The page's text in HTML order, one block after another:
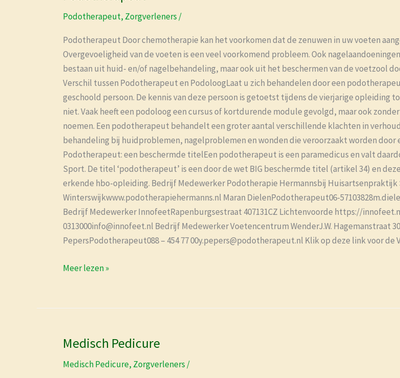
Podotherapeut, Zorgverleners /
Podotherapeut Door chemotherapie kan het voorkomen dat de zenuwen in uw voeten
Overgevoeligheid van de voeten is een veel voorkomend probleem. Ook
bestaan uit huid- en/of nagelbehandeling, maar ook uit het beschermen van de voetzool
Verschil tussen Podotherapeut en PodoloogLaat u zich behandelen door een
geschoold persoon. De kennis van deze persoon is getoetst tijdens de vierjarige
niet. Vaak heeft een podoloog een cursus of kortdurende module gevolgd, maar ook
noemen. Een podotherapeut behandelt een groter aantal verschillende klachten in
behandeling bij huidproblemen, nagelproblemen en wonden die veroorzaakt worden door
Podotherapeut: een beschermde titelEen podotherapeut is een paramedicus en valt
Sport. De titel ‘podotherapeut’ is een door de wet BIG beschermde titel (artikel 34) en
erkende hbo-opleiding. Bedrijf Medewerker Podotherapie Hermannsbij Huisartsenpraktijk
Winterswijkwww.podotherapiehermanns.nl Maran DielenPodotherapeut06-
Bedrijf Medewerker InnofeetRapenburgsestraat 407131CZ Lichtenvoorde https://
0313000info@innofeet.nl Bedrijf Medewerker Voetencentrum WenderJ.W. Hagemanstraat
PepersPodotherapeut088 – 454 77 00y.pepers@podotherapeut.nl Klik op deze link voor de
Meer lezen »
Medisch Pedicure
Medisch Pedicure, Zorgverleners/
Medisch